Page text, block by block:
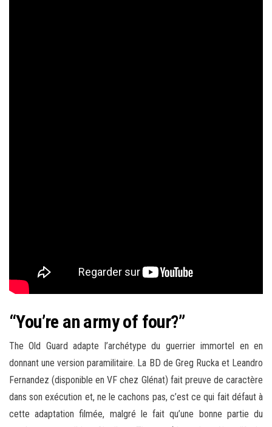
“You’re an army of four?”
The Old Guard adapte l’archétype du guerrier immortel en en
donnant une version paramilitaire. La BD de Greg Rucka et Leandro
Fernandez (disponible en VF chez Glénat) fait preuve de caractère
dans son exécution et, ne le cachons pas, c’est ce qui fait défaut à
cette adaptation filmée, malgré le fait qu’une bonne partie du